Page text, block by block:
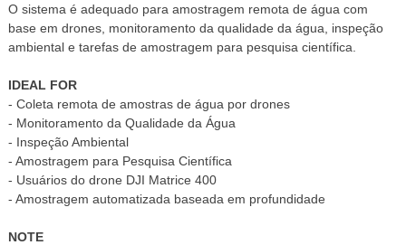
O sistema é adequado para amostragem remota de água com
base em drones, monitoramento da qualidade da água, inspeção
ambiental e tarefas de amostragem para pesquisa científica.
IDEAL FOR
- Coleta remota de amostras de água por drones
- Monitoramento da Qualidade da Água
- Inspeção Ambiental
- Amostragem para Pesquisa Científica
- Usuários do drone DJI Matrice 400
- Amostragem automatizada baseada em profundidade
NOTE